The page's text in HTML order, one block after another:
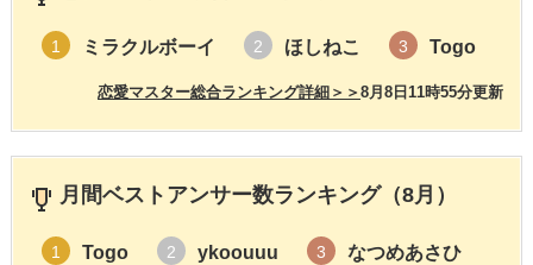
1 ミラクルボーイ 2 ほしねこ 3 Togo
8月8日11時55分更新
恋愛マスター総合ランキング詳細＞＞
月間ベストアンサー数ランキング（8月）
1 Togo 2 ykoouuu 3 なつめあさひ